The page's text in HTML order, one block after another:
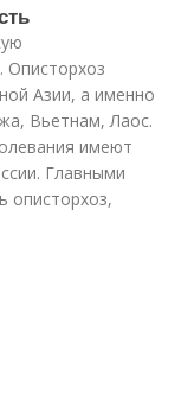
Описторхоз
Азии, а именно
Вьетнам, Лаос.
имеют
Главными
описторхоз,